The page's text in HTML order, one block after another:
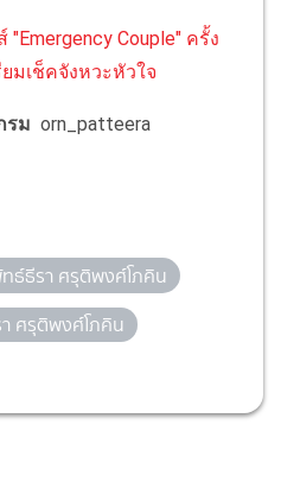
"Emergency Couple" ครั้ง
มเช็คจังหวะหัวใจ
รม orn_patteera
ธ์ธีรา ศรุติพงศ์โภคิน
ศรุติพงศ์โภคิน